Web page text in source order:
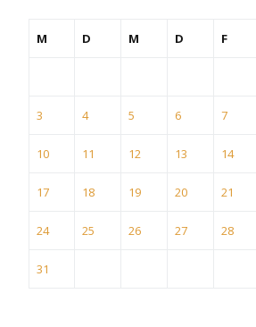
M D M D F
3 4 5 6 7
10 11 12 13 14
17 18 19 20 21
24 25 26 27 28
31